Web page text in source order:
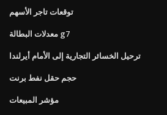
توقعات تاجر الأسهم
معدلات البطالة g7
ترحيل الخسائر التجارية إلى الأمام أيرلندا
حجم حقل نفط برنت
مؤشر المبيعات